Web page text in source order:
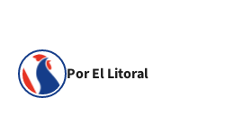
Por El Litoral